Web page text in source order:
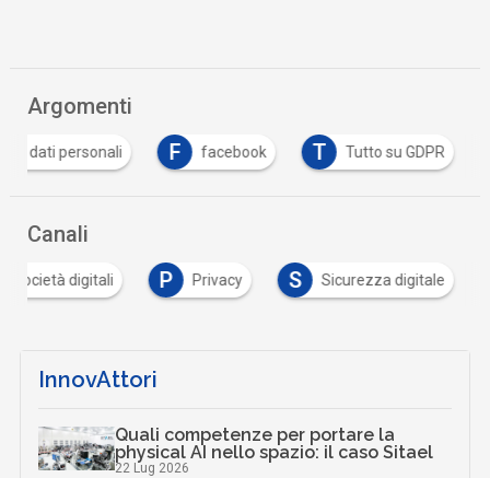
Argomenti
dati personali F facebook T Tutto su GDPR
Canali
società digitali P Privacy S Sicurezza digitale
InnovAttori
Quali competenze per portare la
physical AI nello spazio: il caso Sitael
22 Lug 2026